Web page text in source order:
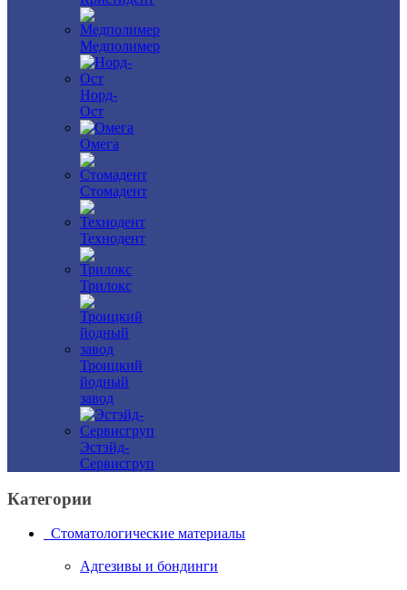
Медполимер
Норд-
Ост
Омега
Стомадент
Технодент
Трилокс
Троицкий
йодный
завод
Эстэйд-
Сервисгруп
Категории
Стоматологические материалы
Адгезивы и бондинги